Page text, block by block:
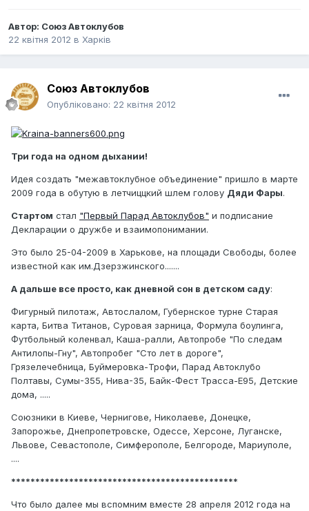
Автор: Союз Автоклубов
22 квітня 2012 в Харків
Союз Автоклубов
Опубліковано: 22 квітня 2012
Три года на одном дыхании!
Идея создать "межавтоклубное объединение" пришло в марте
2009 года в обутую в летчиццкий шлем голову Дяди Фары.
Стартом стал "Первый Парад Автоклубов" и подписание
Декларации о дружбе и взаимопонимании.
Это было 25-04-2009 в Харькове, на площади Свободы, более
известной как им.Дзерзжинского.......
А дальше все просто, как дневной сон в детском саду:
Фигурный пилотаж, Автослалом, Губернское турне Старая
карта, Битва Титанов, Суровая зарница, Формула боулинга,
Футбольный коленвал, Каша-ралли, Автопробе "По следам
Антилопы-Гну", Автопробег "Сто лет в дороге",
Грязелечебница, Буймеровка-Трофи, Парад Автоклубо
Полтавы, Сумы-355, Нива-35, Байк-Фест Трасса-Е95, Детские
дома, .....
Союзники в Киеве, Чернигове, Николаеве, Донецке,
Запорожье, Днепропетровске, Одессе, Херсоне, Луганске,
Львове, Севастополе, Симферополе, Белгороде, Мариуполе,
....
***********************************************
Что было далее мы вспомним вместе 28 апреля 2012 года на